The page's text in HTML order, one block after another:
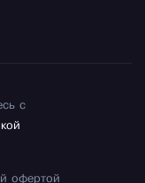
с
офертой